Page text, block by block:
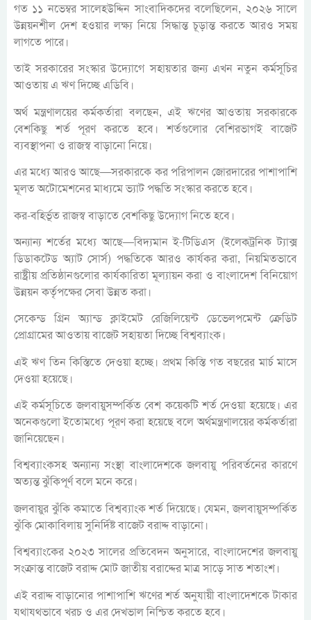
গত ১১ নভেম্বর সালেহউদ্দিন সাংবাদিকদের বলেছিলেন, ২০২৬ সালে
উন্নয়নশীল দেশ হওয়ার লক্ষ্য নিয়ে সিদ্ধান্ত চূড়ান্ত করতে আরও সময়
লাগতে পারে।
তাই সরকারের সংস্কার উদ্যোগে সহায়তার জন্য এখন নতুন কর্মসূচির
আওতায় এ ঋণ দিচ্ছে এডিবি।
অর্থ মন্ত্রণালয়ের কর্মকর্তারা বলছেন, এই ঋণের আওতায় সরকারকে
বেশকিছু শর্ত পূরণ করতে হবে। শর্তগুলোর বেশিরভাগই বাজেট
ব্যবস্থাপনা ও রাজস্ব বাড়ানো নিয়ে।
এর মধ্যে আরও আছে—সরকারকে কর পরিপালন জোরদারের পাশাপাশি
মূলত অটোমেশনের মাধ্যমে ভ্যাট পদ্ধতি সংস্কার করতে হবে।
কর-বহির্ভূত রাজস্ব বাড়াতে বেশকিছু উদ্যোগ নিতে হবে।
অন্যান্য শর্তের মধ্যে আছে—বিদ্যমান ই-টিডিএস (ইলেকট্রনিক ট্যাক্স
ডিডাকটেড অ্যাট সোর্স) পদ্ধতিকে আরও কার্যকর করা, নিয়মিতভাবে
রাষ্ট্রীয় প্রতিষ্ঠানগুলোর কার্যকারিতা মূল্যায়ন করা ও বাংলাদেশ বিনিয়োগ
উন্নয়ন কর্তৃপক্ষের সেবা উন্নত করা।
সেকেন্ড গ্রিন অ্যান্ড ক্লাইমেট রেজিলিয়েন্ট ডেভেলপমেন্ট ক্রেডিট
প্রোগ্রামের আওতায় বাজেট সহায়তা দিচ্ছে বিশ্বব্যাংক।
এই ঋণ তিন কিস্তিতে দেওয়া হচ্ছে। প্রথম কিস্তি গত বছরের মার্চ মাসে
দেওয়া হয়েছে।
এই কর্মসূচিতে জলবায়ুসম্পর্কিত বেশ কয়েকটি শর্ত দেওয়া হয়েছে। এর
অনেকগুলো ইতোমধ্যে পূরণ করা হয়েছে বলে অর্থমন্ত্রণালয়ের কর্মকর্তারা
জানিয়েছেন।
বিশ্বব্যাংকসহ অন্যান্য সংস্থা বাংলাদেশকে জলবায়ু পরিবর্তনের কারণে
অত্যন্ত ঝুঁকিপূর্ণ বলে মনে করে।
জলবায়ুর ঝুঁকি কমাতে বিশ্বব্যাংক শর্ত দিয়েছে। যেমন, জলবায়ুসম্পর্কিত
ঝুঁকি মোকাবিলায় সুনির্দিষ্ট বাজেট বরাদ্দ বাড়ানো।
বিশ্বব্যাংকের ২০২৩ সালের প্রতিবেদন অনুসারে, বাংলাদেশের জলবায়ু
সংক্রান্ত বাজেট বরাদ্দ মোট জাতীয় বরাদ্দের মাত্র সাড়ে সাত শতাংশ।
এই বরাদ্দ বাড়ানোর পাশাপাশি ঋণের শর্ত অনুযায়ী বাংলাদেশকে টাকার
যথাযথভাবে খরচ ও এর দেখভাল নিশ্চিত করতে হবে।